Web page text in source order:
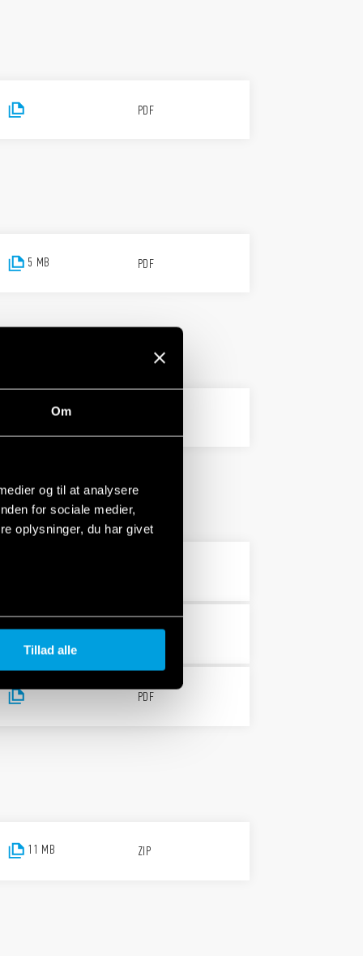
Om
og til at analysere
for sociale medier,
oplysninger, du har givet
Tillad alle
PDF
5 MB PDF
PDF
PDF
11 MB ZIP